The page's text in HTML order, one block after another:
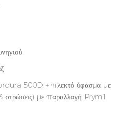
500D + πλεκτό ύφασμα με
στρώσεις) με παραλλαγή Prym1